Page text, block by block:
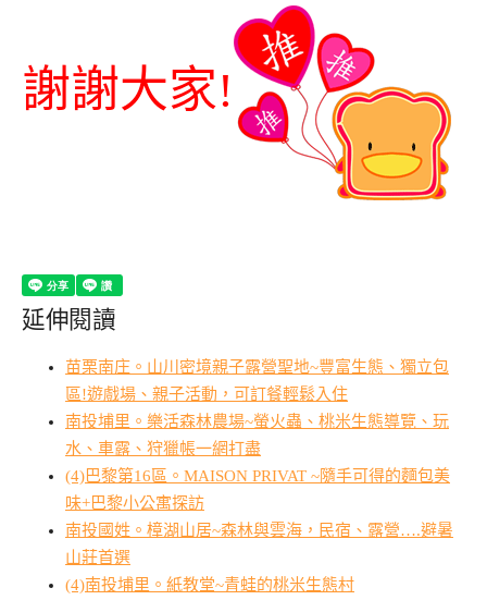
謝謝大家!
延伸閱讀
苗栗南庄。山川密境親子露營聖地~豐富生態、獨立包
區!遊戲場、親子活動，可訂餐輕鬆入住
南投埔里。樂活森林農場~螢火蟲、桃米生態導覽、玩
水、車露、狩獵帳一網打盡
(4)巴黎第16區。MAISON PRIVAT ~隨手可得的麵包美
味+巴黎小公寓探訪
南投國姓。樟湖山居~森林與雲海，民宿、露營….避暑
山莊首選
(4)南投埔里。紙教堂~青蛙的桃米生態村